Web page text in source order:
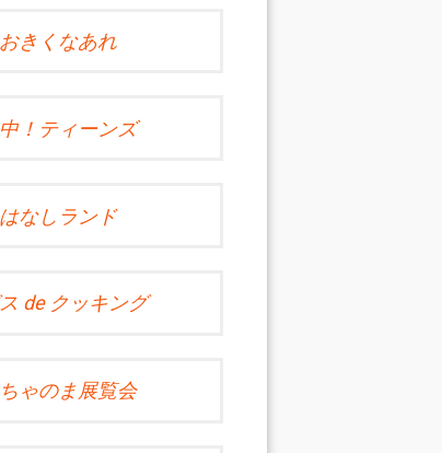
きくなあれ
！ティーンズ
なしランド
de クッキング
ゃのま展覧会